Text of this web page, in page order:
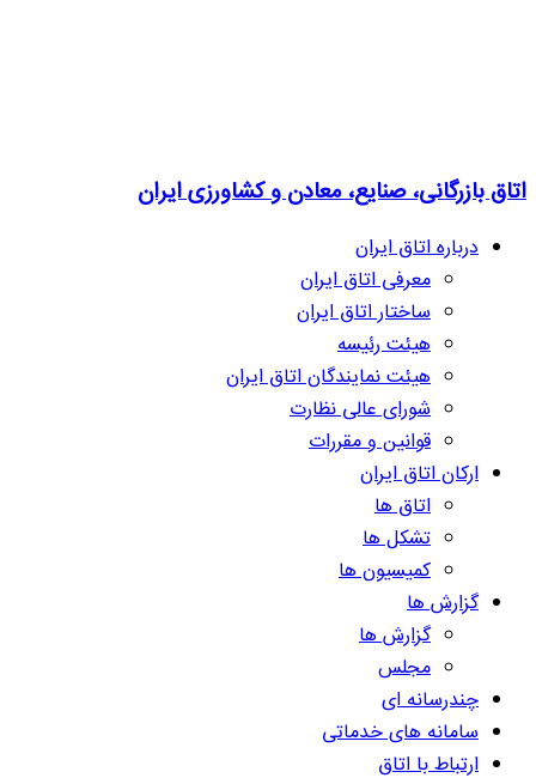
اتاق بازرگانی، صنایع، معادن و کشاورزی ایران
درباره اتاق ایران
معرفی اتاق ایران
ساختار اتاق ایران
هیئت رئیسه
هیئت نمایندگان اتاق ایران
شورای عالی نظارت
قوانین و مقررات
ارکان اتاق ایران
اتاق ها
تشکل ها
کمیسیون ها
گزارش ها
گزارش ها
مجلس
چندرسانه ای
سامانه های خدماتی
ارتباط با اتاق